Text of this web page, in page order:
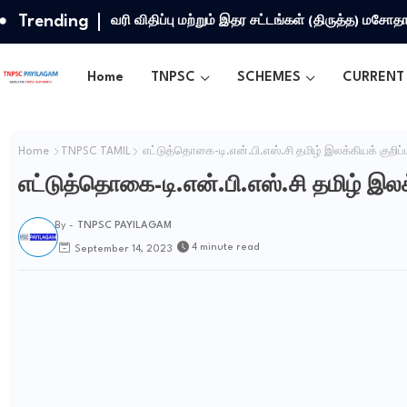
Trending வரி விதிப்பு மற்றும் இதர சட்​டங்​கள் (திருத்த)
Home TNPSC SCHEMES CURRENT
Home TNPSC TAMIL எட்டுத்தொகை-டி.என்.பி.எஸ்.சி தமிழ் இலக்கியக்
எட்டுத்தொகை-டி.என்.பி.எஸ்.சி தமிழ்
By - TNPSC PAYILAGAM
September 14, 2023 4 minute read